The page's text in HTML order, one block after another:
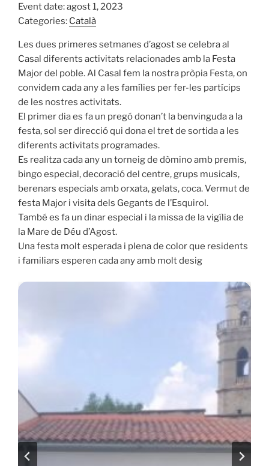
Event date: agost 1, 2023
Categories: Català
Les dues primeres setmanes d’agost se celebra al
Casal diferents activitats relacionades amb la Festa
Major del poble. Al Casal fem la nostra pròpia Festa, on
convidem cada any a les famílies per fer-les partícips
de les nostres activitats.
El primer dia es fa un pregó donan’t la benvinguda a la
festa, sol ser direcció qui dona el tret de sortida a les
diferents activitats programades.
Es realitza cada any un torneig de dòmino amb premis,
bingo especial, decoració del centre, grups musicals,
berenars especials amb orxata, gelats, coca. Vermut de
festa Major i visita dels Gegants de l’Esquirol.
També es fa un dinar especial i la missa de la vigília de
la Mare de Déu d’Agost.
Una festa molt esperada i plena de color que residents
i familiars esperen cada any amb molt desig